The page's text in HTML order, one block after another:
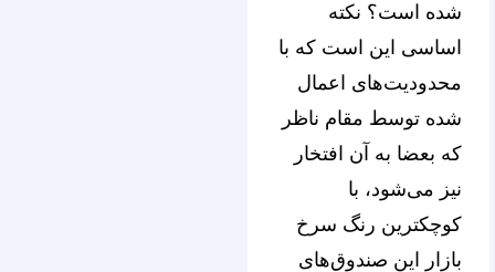
شده است؟ نکته‌
اساسی این است که با
محدودیت‌های اعمال
شده توسط مقام ناظر
که بعضا به آن افتخار
نیز می‌شود، با
کوچکترین رنگ سرخ
بازار این صندوق‌های